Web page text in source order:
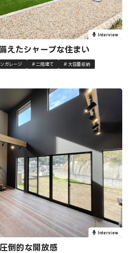
Interview
えたシャープな住まい
ガレージ 二階建て 大容量収納
Interview
倒的な開放感